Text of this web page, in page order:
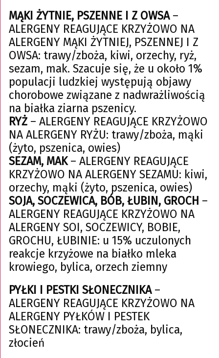
MĄKI ŻYTNIE, PSZENNE I Z OWSA–
ALERGENY REAGUJĄCE KRZYŻOWO NA
ALERGENY MĄKI ŻYTNIEJ, PSZENNEJ I Z
OWSA: trawy/zboża, kiwi, orzechy, ryż,
sezam, mak. Szacuje się, że u około 1%
populacji ludzkiej występują objawy
chorobowe związane z nadwrażliwością
na białka ziarna pszenicy.
RYŻ– ALERGENY REAGUJĄCE KRZYŻOWO
NA ALERGENY RYŻU: trawy/zboża, mąki
(żyto, pszenica, owies)
SEZAM, MAK– ALERGENY REAGUJĄCE
KRZYŻOWO NA ALERGENY SEZAMU: kiwi,
orzechy, mąki (żyto, pszenica, owies)
SOJA, SOCZEWICA, BÓB, ŁUBIN, GROCH –
ALERGENY REAGUJĄCE KRZYŻOWO NA
ALERGENY SOI, SOCZEWICY, BOBIE,
GROCHU, ŁUBINIE: u 15% uczulonych
reakcje krzyżowe na białko mleka
krowiego, bylica, orzech ziemny
PYŁKI I PESTKI SŁONECZNIKA–
ALERGENY REAGUJĄCE KRZYŻOWO NA
ALERGENY PYŁKÓW I PESTEK
SŁONECZNIKA: trawy/zboża, bylica,
złocień